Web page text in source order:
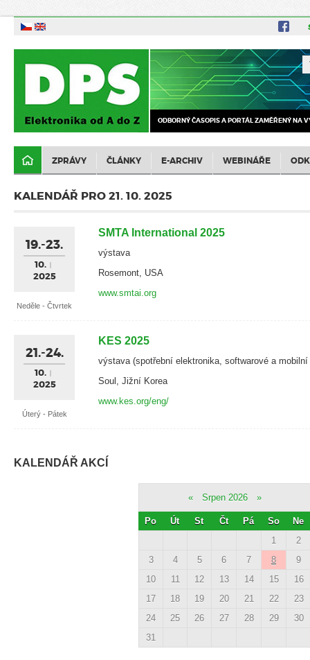
ODBORNÝ ČASOPIS A PORTÁL ZAMĚŘENÝ NA
ZPRÁVY ČLÁNKY E-ARCHIV WEBINÁŘE
KALENDÁŘ PRO 21. 10. 2025
19.-23.
10.
2025
Neděle - Čtvrtek
SMTA International 2025
výstava
Rosemont, USA
www.smtai.org
21.-24.
10.
2025
Úterý - Pátek
KES 2025
výstava (spotřební elektronika, softwarové a
Soul, Jižní Korea
www.kes.org/eng/
KALENDÁŘ AKCÍ
« Srpen 2026 »
Po Út St Čt Pá So
Ne
1
2
3
4 5 6 7 8
9
10
11 12 13 14 15
16
17
18 19 20 21 22
23
24
25 26 27 28 29
30
31